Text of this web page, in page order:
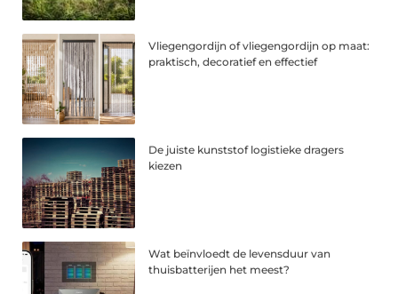
Vliegengordijn of vliegengordijn op maat:
praktisch, decoratief en effectief
De juiste kunststof logistieke dragers
kiezen
Wat beïnvloedt de levensduur van
thuisbatterijen het meest?